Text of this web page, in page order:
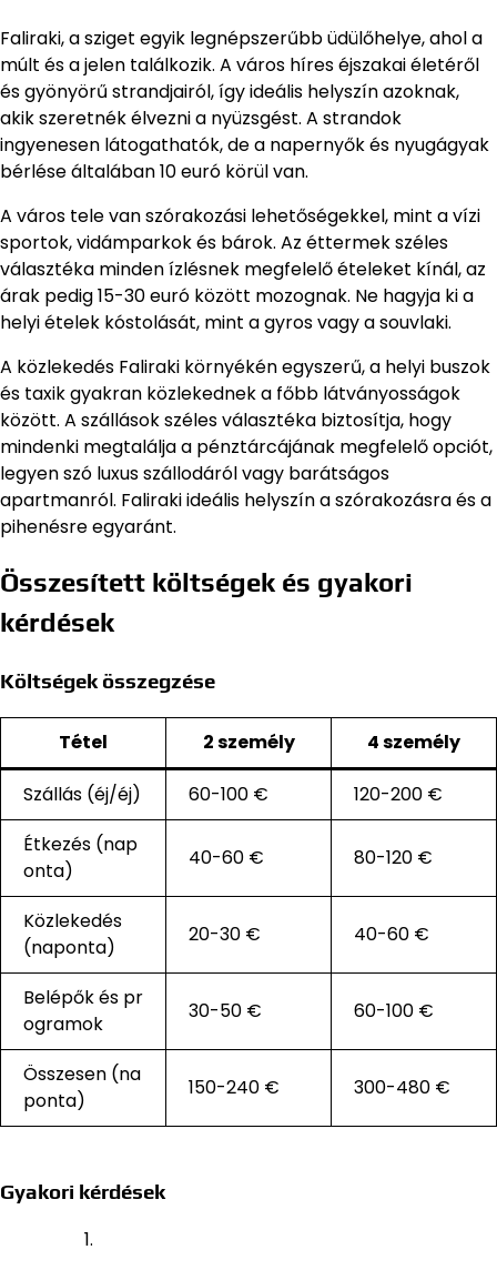
Faliraki, a sziget egyik legnépszerűbb üdülőhelye, ahol a
múlt és a jelen találkozik. A város híres éjszakai életéről
és gyönyörű strandjairól, így ideális helyszín azoknak,
akik szeretnék élvezni a nyüzsgést. A strandok
ingyenesen látogathatók, de a napernyők és nyugágyak
bérlése általában 10 euró körül van.
A város tele van szórakozási lehetőségekkel, mint a vízi
sportok, vidámparkok és bárok. Az éttermek széles
választéka minden ízlésnek megfelelő ételeket kínál, az
árak pedig 15-30 euró között mozognak. Ne hagyja ki a
helyi ételek kóstolását, mint a gyros vagy a souvlaki.
A közlekedés Faliraki környékén egyszerű, a helyi buszok
és taxik gyakran közlekednek a főbb látványosságok
között. A szállások széles választéka biztosítja, hogy
mindenki megtalálja a pénztárcájának megfelelő opciót,
legyen szó luxus szállodáról vagy barátságos
apartmanról. Faliraki ideális helyszín a szórakozásra és a
pihenésre egyaránt.
Összesített költségek és gyakori
kérdések
Költségek összegzése
Tétel 2 személy 4 személy
Szállás (éj/éj) 60-100 €
120-200 €
Étkezés (nap
onta)
40-60 € 80-120 €
Közlekedés
(naponta)
20-30 € 40-60 €
Belépők és pr
ogramok
30-50 € 60-100 €
Összesen (na
ponta)
150-240 € 300-480 €
Gyakori kérdések